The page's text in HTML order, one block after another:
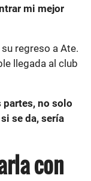
mi mejor
regreso a Ate.
llegada al club
partes, no solo
se da, sería
con